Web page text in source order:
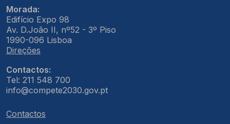
Morada:
Edifício Expo 98
Av. D.João II, nº52 - 3º Piso
1990-096 Lisboa
Direções
Contactos:
Tel: 211 548 700
info@compete2030.gov.pt
Contactos